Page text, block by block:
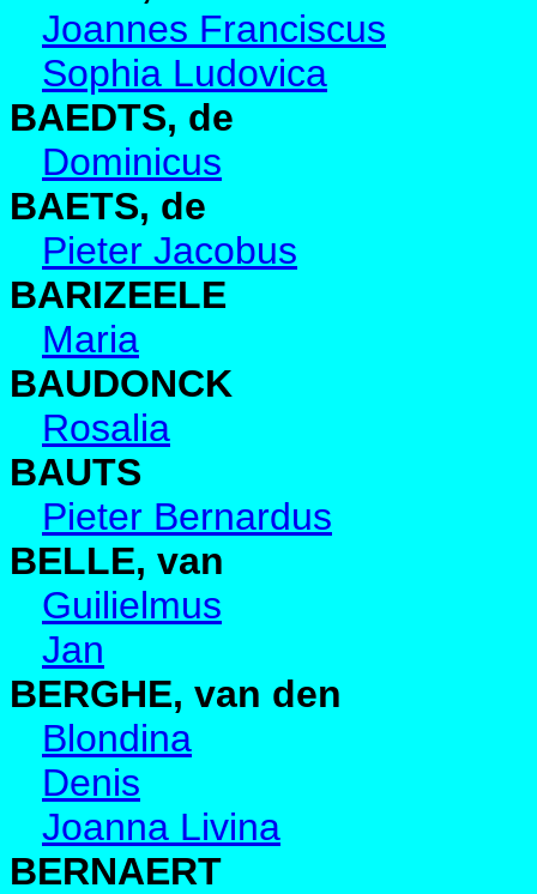
Joannes Franciscus
Sophia Ludovica
BAEDTS, de
Dominicus
BAETS, de
Pieter Jacobus
BARIZEELE
Maria
BAUDONCK
Rosalia
BAUTS
Pieter Bernardus
BELLE, van
Guilielmus
Jan
BERGHE, van den
Blondina
Denis
Joanna Livina
BERNAERT